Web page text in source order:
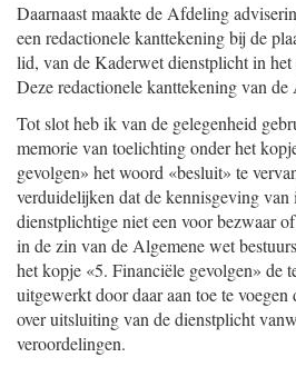
Daarnaast maakte de Afdeling
een redactionele kanttekening bij de
lid, van de Kaderwet dienstplicht in het
Deze redactionele kanttekening van
Tot slot heb ik van de gelegenheid
memorie van toelichting onder het
gevolgen» het woord «besluit» te
verduidelijken dat de kennisgeving
dienstplichtige niet een voor bezwaar
in de zin van de Algemene wet
het kopje «5. Financiële gevolgen» de
uitgewerkt door daar aan toe te voegen
over uitsluiting van de dienstplicht
veroordelingen.